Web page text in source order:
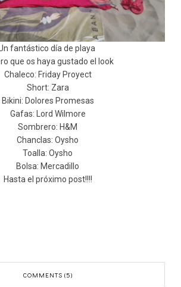
fantástico día de playa
que os haya gustado el look
Chaleco: Friday Proyect
Short: Zara
Bikini: Dolores Promesas
Gafas: Lord Wilmore
Sombrero: H&M
Chanclas: Oysho
Toalla: Oysho
Bolsa: Mercadillo
Hasta el próximo post!!!!
COMMENTS (5)